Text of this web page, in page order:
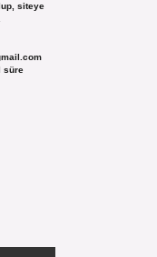
siteye
süre